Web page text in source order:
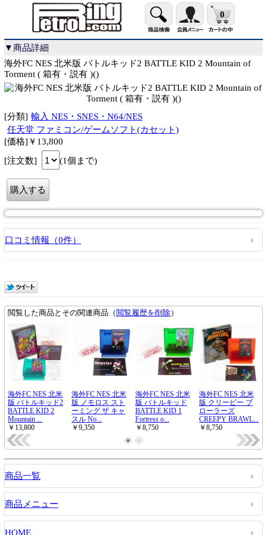
0
▼商品詳細
海外FC NES 北米版 バトルキッド2 BATTLE KID 2 Mountain of
Torment ( 箱有・説有 )()
[分類] 輸入 NES・SNES・N64/NES
任天堂 ファミコン/ゲームソフト(カセット)
[価格]￥13,800
[注文数]
(1個まで)
口コミ情報（0件）
商品一覧
商品メニュー
HOME